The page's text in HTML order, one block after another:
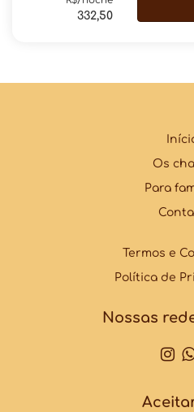
332,50
Os
Para
Termos e
Política de
Nossas